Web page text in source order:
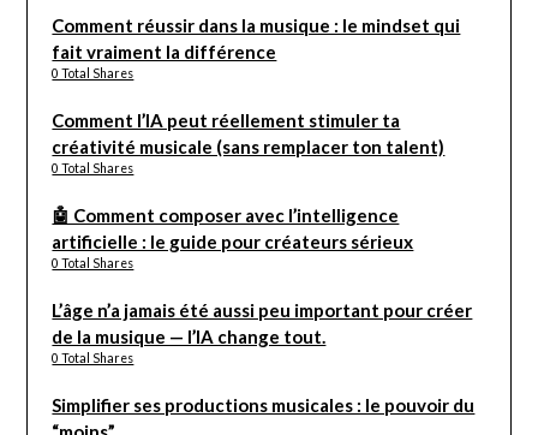
Comment réussir dans la musique : le mindset qui
fait vraiment la différence
0 Total Shares
Comment l’IA peut réellement stimuler ta
créativité musicale (sans remplacer ton talent)
0 Total Shares
🤖 Comment composer avec l’intelligence
artificielle : le guide pour créateurs sérieux
0 Total Shares
L’âge n’a jamais été aussi peu important pour créer
de la musique — l’IA change tout.
0 Total Shares
Simplifier ses productions musicales : le pouvoir du